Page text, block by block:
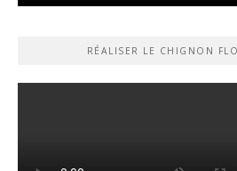
RÉALISER LE CHIGNON